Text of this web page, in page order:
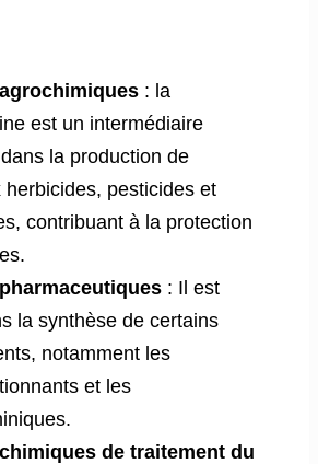
: la
est un intermédiaire
la production de
herbicides, pesticides et
contribuant à la protection
: Il est
la synthèse de certains
notamment les
et les
de traitement du